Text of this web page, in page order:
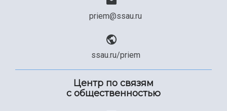
priem@ssau.ru
ssau.ru/priem
Центр по связям
с общественностью